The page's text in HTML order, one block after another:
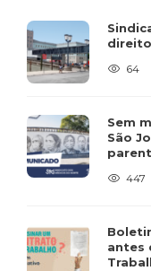
64
Sem
São
447
antes